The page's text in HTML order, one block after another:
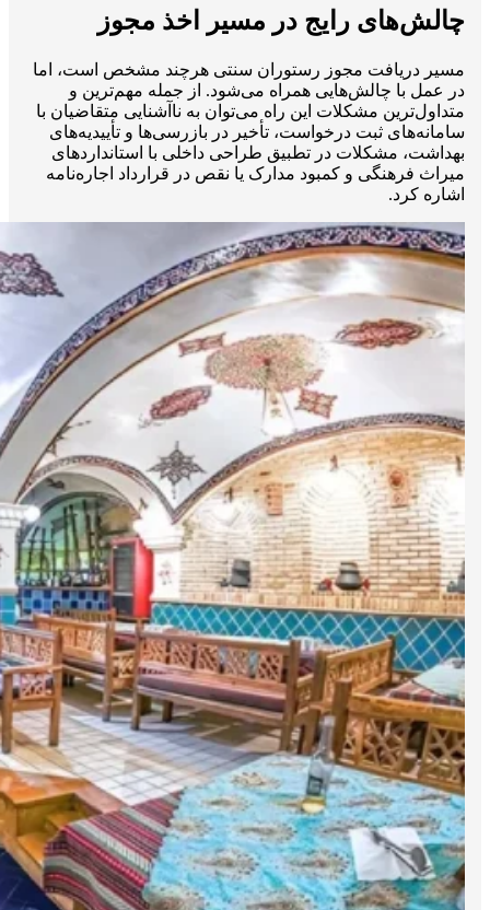
چالش‌های رایج در مسیر اخذ مجوز
مسیر دریافت مجوز رستوران سنتی هرچند مشخص است، اما
در عمل با چالش‌هایی همراه می‌شود. از جمله مهم‌ترین و
متداول‌ترین مشکلات این راه می‌توان به ناآشنایی متقاضیان با
سامانه‌های ثبت درخواست، تأخیر در بازرسی‌ها و تأییدیه‌های
بهداشت، مشکلات در تطبیق طراحی داخلی با استانداردهای
میراث فرهنگی و کمبود مدارک یا نقص در قرارداد اجاره‌نامه
اشاره کرد.